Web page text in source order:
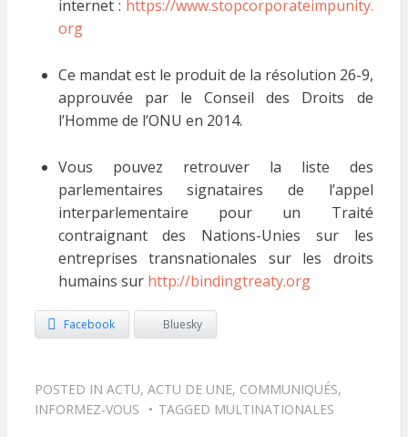
internet : https://www.stopcorporateimpunity.
org
Ce mandat est le produit de la résolution 26-9,
approuvée par le Conseil des Droits de
l’Homme de l’ONU en 2014.
Vous pouvez retrouver la liste des
parlementaires signataires de l’appel
interparlementaire pour un Traité
contraignant des Nations-Unies sur les
entreprises transnationales sur les droits
humains sur http://bindingtreaty.org
Facebook Bluesky
POSTED IN ACTU, ACTU DE UNE, COMMUNIQUÉS,
INFORMEZ-VOUS
TAGGED MULTINATIONALES